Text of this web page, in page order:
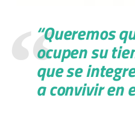
“Queremos
ocupen su
que se
a convivir en